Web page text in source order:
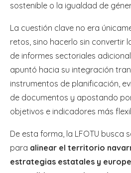
sostenible o la igualdad de
La cuestión clave no era
retos, sino hacerlo sin convertir
de informes sectoriales
apuntó hacia su integración
instrumentos de planificación,
de documentos y apostando
objetivos e indicadores más
De esta forma, la LFOTU busca
para alinear el territorio
estrategias estatales y